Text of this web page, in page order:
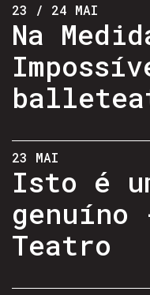
23 / 24 MAI
Na
23 MAI
Isto é
genuíno
Teatro